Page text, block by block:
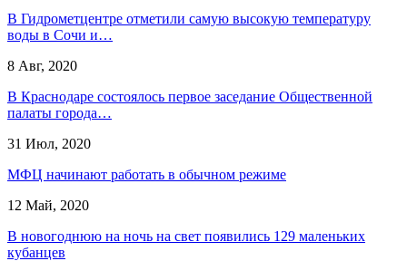
В Гидрометцентре отметили самую высокую температуру
воды в Сочи и…
8 Авг, 2020
В Краснодаре состоялось первое заседание Общественной
палаты города…
31 Июл, 2020
МФЦ начинают работать в обычном режиме
12 Май, 2020
В новогоднюю на ночь на свет появились 129 маленьких
кубанцев